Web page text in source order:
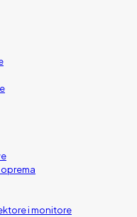
i monitore